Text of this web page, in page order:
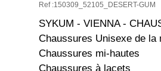
Ref :150309_52105_DESERT-GUM
SYKUM - VIENNA -
Chaussures Unisexe de la
Chaussures mi-hautes
Chaussures à lacets